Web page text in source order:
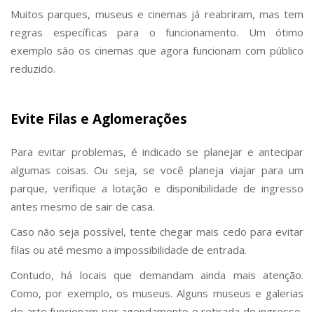
Muitos parques, museus e cinemas já reabriram, mas tem
regras específicas para o funcionamento. Um ótimo
exemplo são os cinemas que agora funcionam com público
reduzido.
Evite Filas e Aglomerações
Para evitar problemas, é indicado se planejar e antecipar
algumas coisas. Ou seja, se você planeja viajar para um
parque, verifique a lotação e disponibilidade de ingresso
antes mesmo de sair de casa.
Caso não seja possível, tente chegar mais cedo para evitar
filas ou até mesmo a impossibilidade de entrada.
Contudo, há locais que demandam ainda mais atenção.
Como, por exemplo, os museus. Alguns museus e galerias